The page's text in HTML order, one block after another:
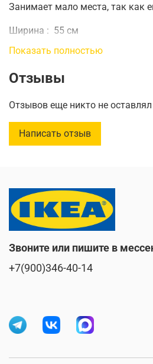
Занимает мало места, так как
Ширина : 55 см
Глубина : 49 см
Высота:19 см
Показать полностью
Отзывы
Отзывов еще никто не оставлял
Написать отзыв
Звоните или пишите в
+7(900)346-40-14